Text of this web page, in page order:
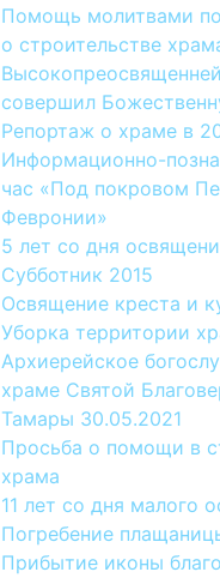
Помощь молитвами
о строительстве
совершил
Репортаж о храме в
Информационно-
час «Под покровом
Февронии»
5 лет со дня
Субботник 2015
Освящение креста и
Уборка территории
Архиерейское
храме Святой
Тамары 30.05.2021
Просьба о помощи в
храма
11 лет со дня малого
Погребение
Прибытие иконы